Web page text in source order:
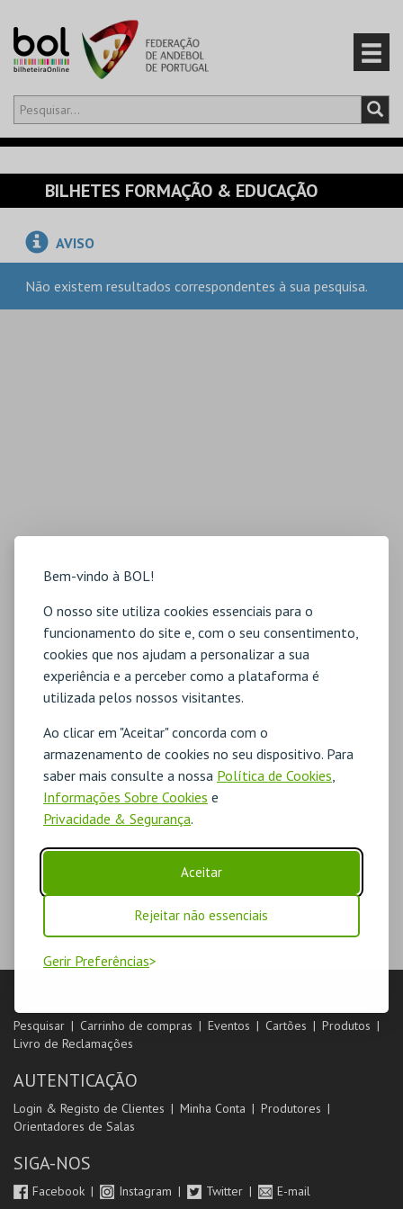
Bem-vindo à BOL!
O nosso site utiliza cookies essenciais para o
funcionamento do site e, com o seu consentimento,
cookies que nos ajudam a personalizar a sua
experiência e a perceber como a plataforma é
utilizada pelos nossos visitantes.
Ao clicar em "Aceitar" concorda com o
armazenamento de cookies no seu dispositivo. Para
saber mais consulte a nossa Política de Cookies,
Informações Sobre Cookies e
Privacidade & Segurança.
Aceitar
Rejeitar não essenciais
Gerir Preferências
Olá,iniciar sessão
CARRINHO 0
EVENTOS
CARTÕES
BILHETES FORMAÇÃO & EDUCAÇÃO
AVISO
Não existem resultados correspondentes à sua pesquisa.
Pesquisar Carrinho de compras Eventos Cartões
Produtos
Livro de Reclamações
AUTENTICAÇÃO
Login & Registo de Clientes Minha Conta
Produtores
Orientadores de Salas
SIGA-NOS
Facebook Instagram Twitter E-mail